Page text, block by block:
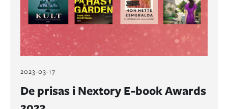
2023-03-17
De prisas i Nextory E-book Awards